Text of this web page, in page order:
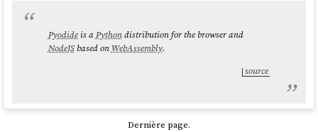
Pyodideis aPythondistribution for the browser and
NodeJSbased onWebAssembly.
source
Dernière page.